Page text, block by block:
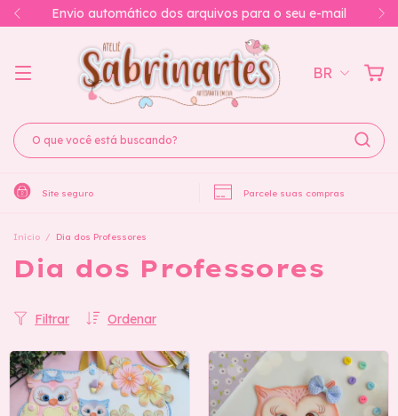
Você também pode acessá-los na pagina de Downloads
BR
Site seguro Parcele suas compras
Início / Dia dos Professores
Dia dos Professores
Ordenar
Filtrar